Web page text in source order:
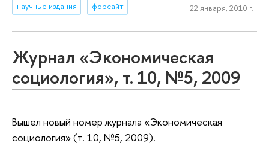
научные издания форсайт 22 января, 2010 г.
Журнал «Экономическая
социология», т. 10, №5, 2009
Вышел новый номер журнала «Экономическая
социология» (т. 10, №5, 2009).